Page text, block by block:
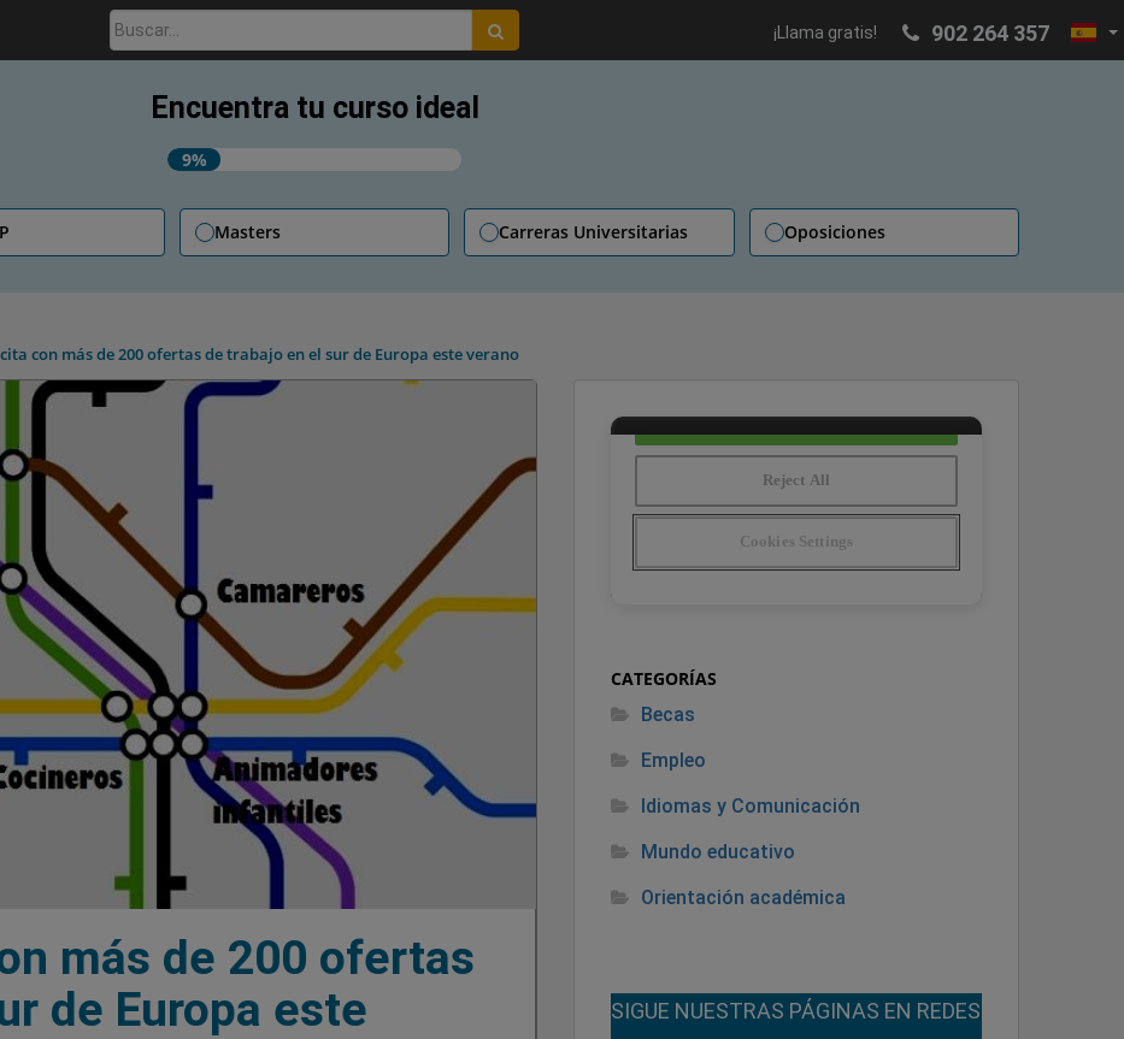
¡Llama gratis! 902 264 357
Buscar:
Encuentra tu curso ideal
9%
Masters Carreras Universitarias Oposiciones
con más de 200 ofertas de trabajo en el sur de Europa este verano
más de 200 ofertas
de Europa este
CATEGORÍAS
Becas
Empleo
Idiomas y Comunicación
Mundo educativo
Orientación académica
¡SIGUE NUESTRAS PÁGINAS EN REDES!